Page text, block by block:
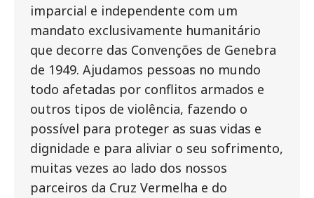
imparcial e independente com um
mandato exclusivamente humanitário
que decorre das Convenções de Genebra
de 1949. Ajudamos pessoas no mundo
todo afetadas por conflitos armados e
outros tipos de violência, fazendo o
possível para proteger as suas vidas e
dignidade e para aliviar o seu sofrimento,
muitas vezes ao lado dos nossos
parceiros da Cruz Vermelha e do